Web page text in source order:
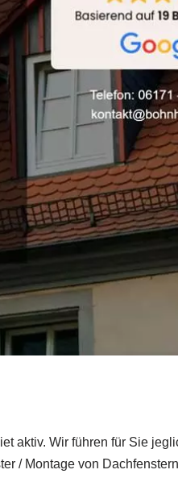
aktiv. Wir führen für Sie
/ Montage von